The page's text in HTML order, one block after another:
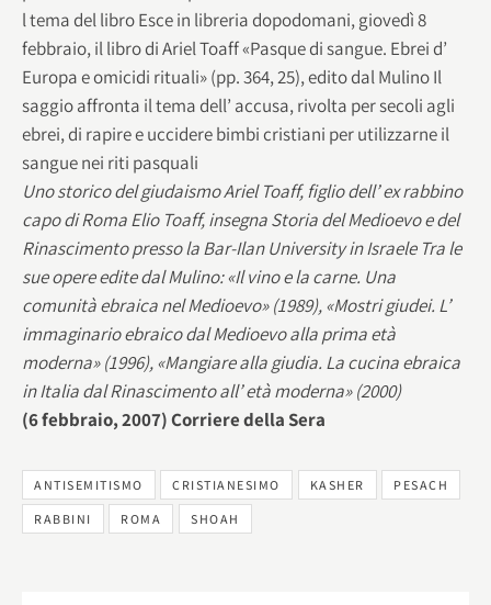
l tema del libro Esce in libreria dopodomani, giovedì 8
febbraio, il libro di Ariel Toaff «Pasque di sangue. Ebrei d’
Europa e omicidi rituali» (pp. 364, 25), edito dal Mulino Il
saggio affronta il tema dell’ accusa, rivolta per secoli agli
ebrei, di rapire e uccidere bimbi cristiani per utilizzarne il
sangue nei riti pasquali
Uno storico del giudaismo Ariel Toaff, figlio dell’ ex rabbino
capo di Roma Elio Toaff, insegna Storia del Medioevo e del
Rinascimento presso la Bar-Ilan University in Israele Tra le
sue opere edite dal Mulino: «Il vino e la carne. Una
comunità ebraica nel Medioevo» (1989), «Mostri giudei. L’
immaginario ebraico dal Medioevo alla prima età
moderna» (1996), «Mangiare alla giudia. La cucina ebraica
in Italia dal Rinascimento all’ età moderna» (2000)
(6 febbraio, 2007) Corriere della Sera
ANTISEMITISMO CRISTIANESIMO KASHER PESACH
RABBINI ROMA SHOAH